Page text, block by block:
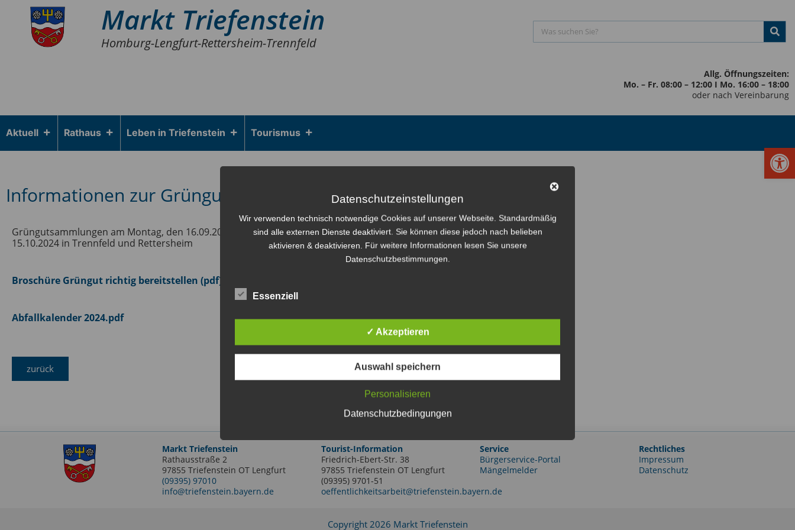
Markt Triefenstein
Homburg-Lengfurt-Rettersheim-Trennfeld
Allg. Öffnungszeiten:
Mo. – Fr. 08:00 – 12:00 I Mo. 16:00 – 18:00
oder nach Vereinbarung
Aktuell Rathaus Leben in Triefenstein Tourismus
Informationen zur Grüngutsammlung
Grüngutsammlungen am Montag, den 16.09.2024 in Homburg, Dienstag, den 17.09.2024 in Lengfurt und am
15.10.2024 in Trennfeld und Rettersheim
Broschüre Grüngut richtig bereitstellen (pdf)
Abfallkalender 2024.pdf
zurück
Markt Triefenstein
Rathausstraße 2
97855 Triefenstein OT Lengfurt
(09395) 97010
info@triefenstein.bayern.de
Tourist-Information
Friedrich-Ebert-Str. 38
97855 Triefenstein OT Lengfurt
(09395) 9701-51
oeffentlichkeitsarbeit@triefenstein.bayern.de
Service
Bürgerservice-Portal
Mängelmelder
Rechtliches
Impressum
Datenschutz
Copyright 2026 Markt Triefenstein
Datenschutzeinstellungen
Wir verwenden technisch notwendige Cookies auf unserer Webseite. Standardmäßig
sind alle externen Dienste deaktiviert. Sie können diese jedoch nach belieben
aktivieren & deaktivieren. Für weitere Informationen lesen Sie unsere
Datenschutzbestimmungen.
Essenziell
✓ Akzeptieren
Auswahl speichern
Personalisieren
Datenschutzbedingungen